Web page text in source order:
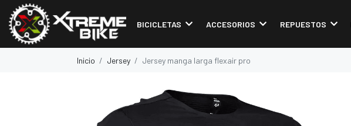
BICICLETAS ACCESORIOS REPUESTOS
Inicio Jersey Jersey manga larga flexair pro